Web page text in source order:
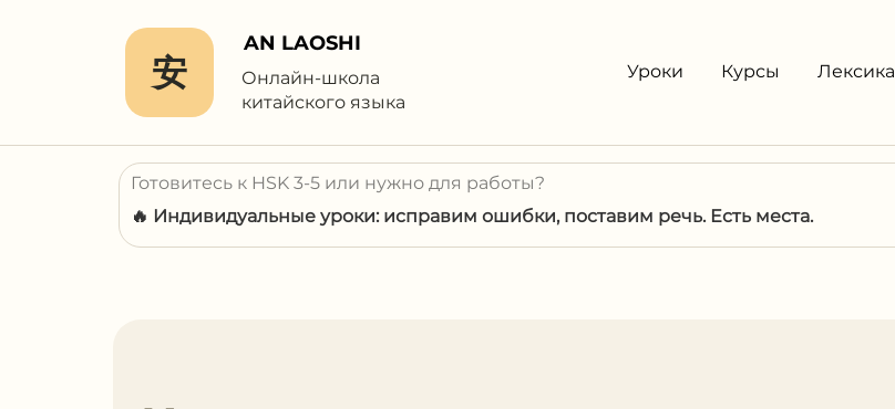
安
AN LAOSHI
Онлайн-школа
китайского языка
Уроки Курсы Лексика
Готовитесь к HSK 3-5 или нужно для работы?
🔥 Индивидуальные уроки: исправим ошибки, поставим речь. Есть места.